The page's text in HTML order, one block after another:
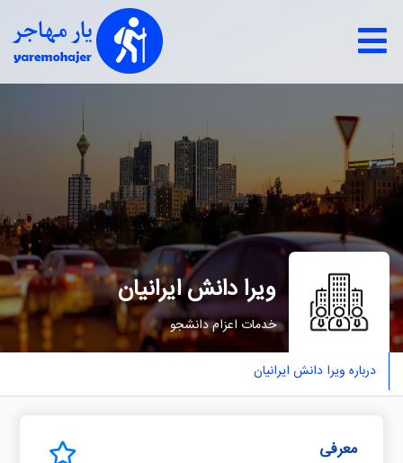
ویرا دانش ایرانیان
خدمات اعزام دانشجو
درباره ویرا دانش ایرانیان
معرفی